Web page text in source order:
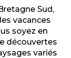
Sud,
vacances
soyez en
découvertes
variés